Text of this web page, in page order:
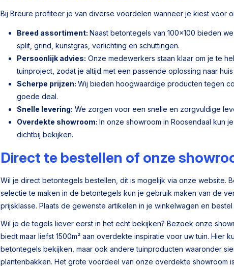
Bij Breure profiteer je van diverse voordelen wanneer je kiest voor
Breed assortiment: Naast betontegels van 100x100 bieden
split, grind, kunstgras, verlichting en schuttingen.
Persoonlijk advies: Onze medewerkers staan klaar om je te
tuinproject, zodat je altijd met een passende oplossing naar huis
Scherpe prijzen: Wij bieden hoogwaardige producten tegen
goede deal.
Snelle levering: We zorgen voor een snelle en zorgvuldige
Overdekte showroom: In onze showroom in Roosendaal kun
dichtbij bekijken.
Direct te bestellen of onze
Wil je direct betontegels bestellen, dit is mogelijk via onze website.
selectie te maken in de betontegels kun je gebruik maken van de
prijsklasse. Plaats de gewenste artikelen in je winkelwagen en
Wil je de tegels liever eerst in het echt bekijken? Bezoek onze
biedt maar liefst 1500m² aan overdekte inspiratie voor uw tuin. Hier
betontegels bekijken, maar ook andere tuinproducten waaronder
plantenbakken. Het grote voordeel van onze overdekte showroom